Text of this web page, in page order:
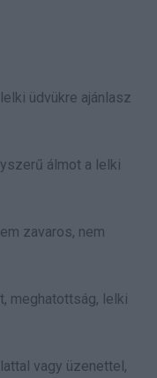
üdvükre ajánlasz
álmot a lelki
zavaros, nem
meghatottság, lelki
vagy üzenettel,